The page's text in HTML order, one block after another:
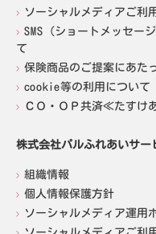
ソーシャルメディアご利
SMS（ショートメッセー
て
保険商品のご提案にあた
cookie等の利用について
ＣＯ・ＯＰ共済≪たすけ
株式会社パルふれあいサー
組織情報
個人情報保護方針
ソーシャルメディア運用